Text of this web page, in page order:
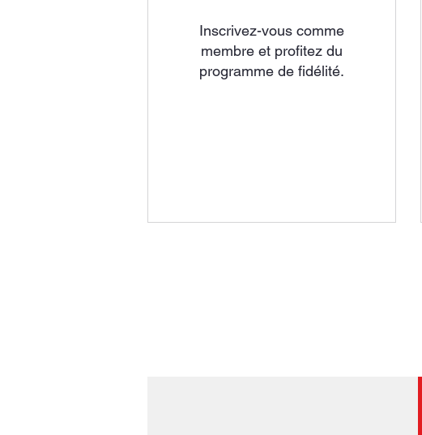
Inscrivez-vous comme
membre et profitez du
programme de fidélité.